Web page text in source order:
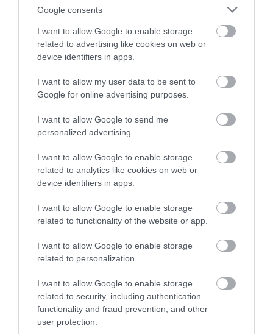
Google consents
I want to allow Google to enable storage
related to advertising like cookies on web or
device identifiers in apps.
I want to allow my user data to be sent to
Google for online advertising purposes.
I want to allow Google to send me
personalized advertising.
I want to allow Google to enable storage
related to analytics like cookies on web or
device identifiers in apps.
I want to allow Google to enable storage
related to functionality of the website or app.
I want to allow Google to enable storage
related to personalization.
I want to allow Google to enable storage
related to security, including authentication
functionality and fraud prevention, and other
user protection.
Αυτό είναι το θαυματουργό έλαιο που
προστατεύει από το Αλτχάιμερ
Το τρόφιμο που θωρακίζει «αθόρυβα»
τα οστά σε κάθε ηλικία… δεν είναι το
γάλα!